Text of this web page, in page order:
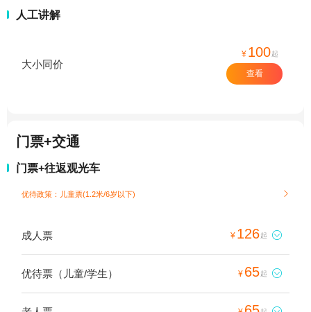
人工讲解
大小同价
¥ 100起
查看
门票+交通
门票+往返观光车
优待政策：儿童票(1.2米/6岁以下) 
成人票 ¥ 126起 
优待票（儿童/学生） ¥ 65起 